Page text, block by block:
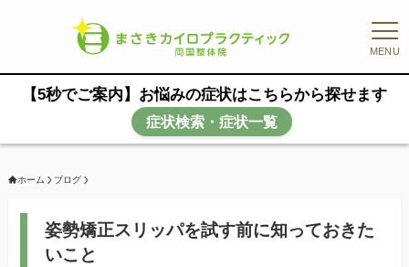
MENU
【5秒でご案内】お悩みの症状はこちらから探せます
症状検索・症状一覧
ホーム ブログ
姿勢矯正スリッパを試す前に知っておきた
いこと